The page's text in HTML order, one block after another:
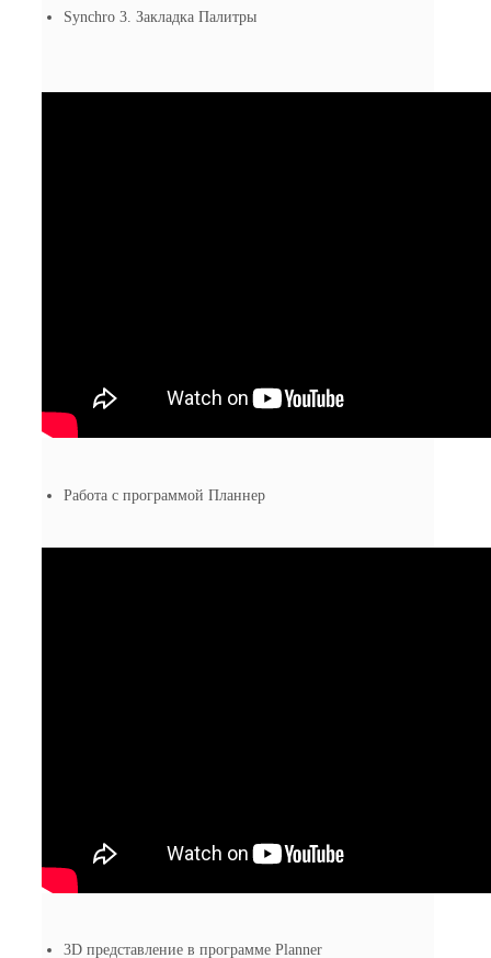
Synchro 3. Закладка Палитры
Работа с программой Планнер
3D представление в программе Planner